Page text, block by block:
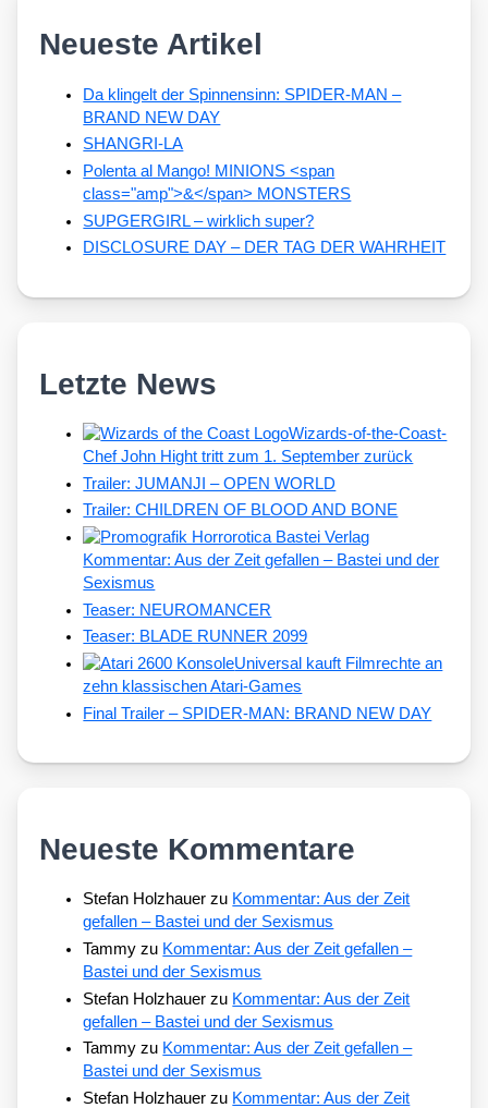
Neueste Artikel
Da klingelt der Spinnensinn: SPIDER-MAN –
BRAND NEW DAY
SHANGRI-LA
Polenta al Mango! MINIONS <span
class="amp">&</span> MONSTERS
SUPGERGIRL – wirklich super?
DISCLOSURE DAY – DER TAG DER WAHRHEIT
Letzte News
Wizards-of-the-Coast-
Chef John Hight tritt zum 1. September zurück
Trailer: JUMANJI – OPEN WORLD
Trailer: CHILDREN OF BLOOD AND BONE
Kommentar: Aus der Zeit gefallen – Bastei und der
Sexismus
Teaser: NEUROMANCER
Teaser: BLADE RUNNER 2099
Universal kauft Filmrechte an
zehn klassischen Atari-Games
Final Trailer – SPIDER-MAN: BRAND NEW DAY
Neueste Kommentare
Stefan Holzhauer zu Kommentar: Aus der Zeit
gefallen – Bastei und der Sexismus
Tammy zu Kommentar: Aus der Zeit gefallen –
Bastei und der Sexismus
Stefan Holzhauer zu Kommentar: Aus der Zeit
gefallen – Bastei und der Sexismus
Tammy zu Kommentar: Aus der Zeit gefallen –
Bastei und der Sexismus
Stefan Holzhauer zu Kommentar: Aus der Zeit